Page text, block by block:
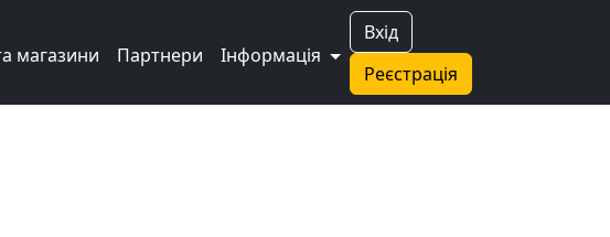
Вхід
Реєстрація
магазини Партнери Інформація